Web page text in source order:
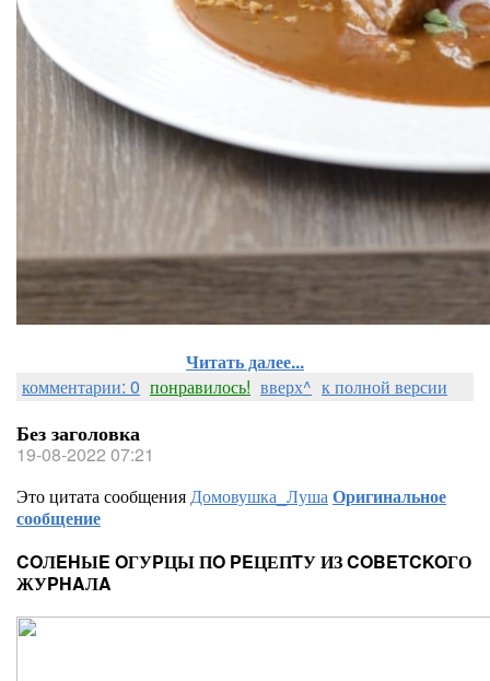
Читать далее...
комментарии: 0 понравилось! вверх^ к полной версии
Без заголовка
19-08-2022 07:21
Это цитата сообщенияДомовушка_ЛушаОригинальное
сообщение
COЛEHЫE OГУPЦЫ ПO PEЦЕПTУ ИЗ COBETCKOГО
ЖУPHAЛA